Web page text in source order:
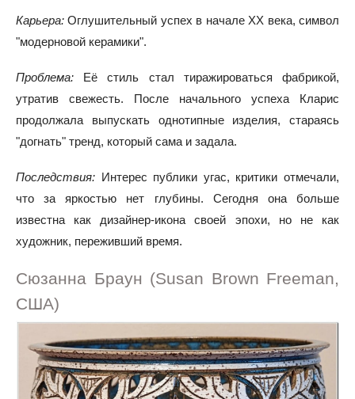
Карьера: Оглушительный успех в начале XX века, символ
"модерновой керамики".
Проблема: Её стиль стал тиражироваться фабрикой,
утратив свежесть. После начального успеха Кларис
продолжала выпускать однотипные изделия, стараясь
"догнать" тренд, который сама и задала.
Последствия: Интерес публики угас, критики отмечали,
что за яркостью нет глубины. Сегодня она больше
известна как дизайнер-икона своей эпохи, но не как
художник, переживший время.
Сюзанна Браун (Susan Brown Freeman,
США)